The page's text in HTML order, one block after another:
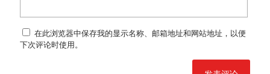
在此浏览器中保存我的显示名称、邮箱地址和网站地址，以便
下次评论时使用。